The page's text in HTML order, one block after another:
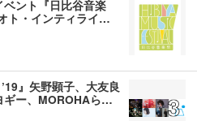
ント『日比谷音楽
ト・インティライ…
』矢野顕子、大友良
ギー、MOROHAら…